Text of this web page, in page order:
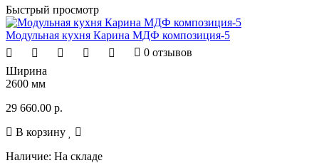
Быстрый просмотр
Модульная кухня Карина МДФ композиция-5
0 отзывов
Ширина
2600 мм
29 660.00 р.
В корзину
Наличие: На складе